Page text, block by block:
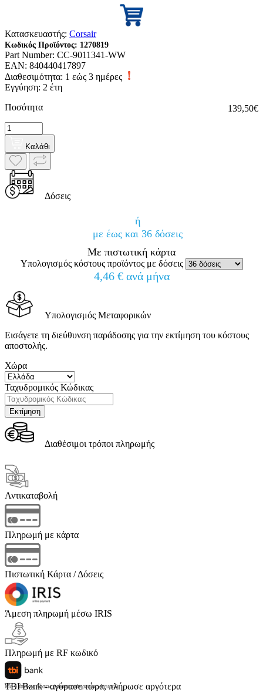
Κατασκευαστής: Corsair
Κωδικός Προϊόντος: 1270819
Part Number: CC-9011341-WW
EAN: 840440417897
Διαθεσιμότητα: 1 εώς 3 ημέρες
Εγγύηση: 2 έτη
139,50€
Ποσότητα
Καλάθι
Δόσεις
ή
με έως και 36 δόσεις
Με πιστωτική κάρτα
Υπολογισμός κόστους προϊόντος με δόσεις
4,46 € ανά μήνα
Υπολογισμός Μεταφορικών
Εισάγετε τη διεύθυνση παράδοσης για την εκτίμηση του κόστους
αποστολής.
Χώρα
Ταχυδρομικός Κώδικας
Διαθέσιμοι τρόποι πληρωμής
Αντικαταβολή
Πληρωμή με κάρτα
Πιστωτική Κάρτα / Δόσεις
Άμεση πληρωμή μέσω IRIS
Πληρωμή με RF κωδικό
TBI Bank - αγόρασε τώρα, πλήρωσε αργότερα
Με 4 άτοκες δόσεις (κόστος υπηρεσίας 4 ευρώ)